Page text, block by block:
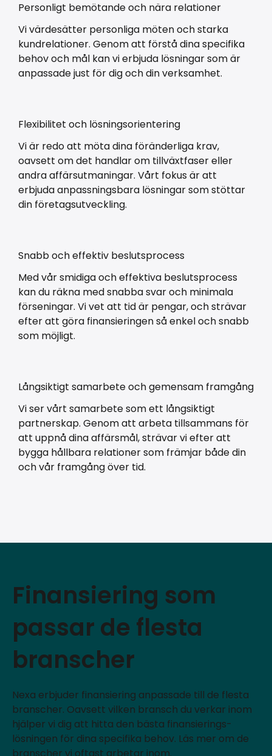
Personligt bemötande och nära relationer
Vi värdesätter personliga möten och starka
kundrelationer. Genom att förstå dina specifika
behov och mål kan vi erbjuda lösningar som är
anpassade just för dig och din verksamhet.
Flexibilitet och lösningsorientering
Vi är redo att möta dina föränderliga krav,
oavsett om det handlar om tillväxtfaser eller
andra affärsutmaningar. Vårt fokus är att
erbjuda anpassningsbara lösningar som stöttar
din företagsutveckling.
Snabb och effektiv beslutsprocess
Med vår smidiga och effektiva beslutsprocess
kan du räkna med snabba svar och minimala
förseningar. Vi vet att tid är pengar, och strävar
efter att göra finansieringen så enkel och snabb
som möjligt.
Långsiktigt samarbete och gemensam framgång
Vi ser vårt samarbete som ett långsiktigt
partnerskap. Genom att arbeta tillsammans för
att uppnå dina affärsmål, strävar vi efter att
bygga hållbara relationer som främjar både din
och vår framgång över tid.
Finansiering som
passar de flesta
branscher
Nexa erbjuder finansiering anpassade till de flesta
branscher. Oavsett vilken bransch du verkar inom
hjälper vi dig att hitta den bästa finansierings­
lösningen för dina specifika behov. Läs mer om de